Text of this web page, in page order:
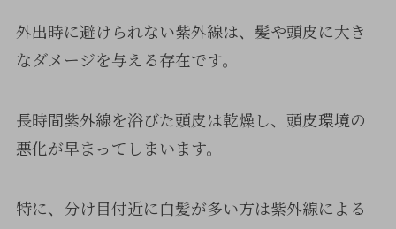
外出時に避けられない紫外線は、髪や頭皮に大き
なダメージを与える存在です。
長時間紫外線を浴びた頭皮は乾燥し、頭皮環境の
悪化が早まってしまいます。
特に、分け目付近に白髪が多い方は紫外線による